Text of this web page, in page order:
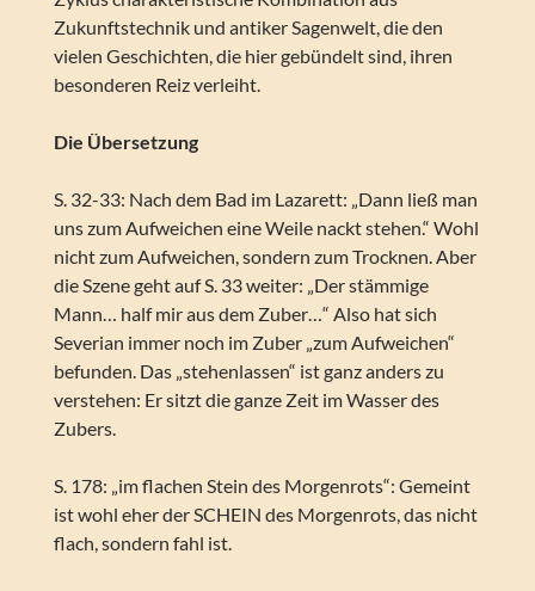
Zukunftstechnik und antiker Sagenwelt, die den
vielen Geschichten, die hier gebündelt sind, ihren
besonderen Reiz verleiht.
Die Übersetzung
S. 32-33: Nach dem Bad im Lazarett: „Dann ließ man
uns zum Aufweichen eine Weile nackt stehen.“ Wohl
nicht zum Aufweichen, sondern zum Trocknen. Aber
die Szene geht auf S. 33 weiter: „Der stämmige
Mann… half mir aus dem Zuber…“ Also hat sich
Severian immer noch im Zuber „zum Aufweichen“
befunden. Das „stehenlassen“ ist ganz anders zu
verstehen: Er sitzt die ganze Zeit im Wasser des
Zubers.
S. 178: „im flachen Stein des Morgenrots“: Gemeint
ist wohl eher der SCHEIN des Morgenrots, das nicht
flach, sondern fahl ist.